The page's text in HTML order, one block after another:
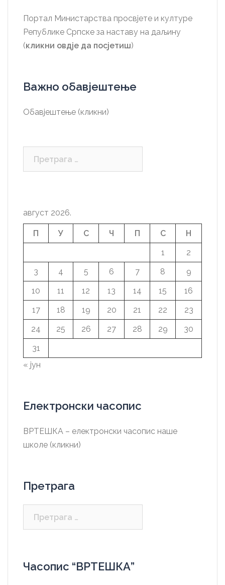
Портал Министарства просвјете и културе
Републике Српске за наставу на даљину
(кликни овдје да посјетиш)
Важно обавјештење
Обавјештење (кликни)
август 2026.
П У С Ч П С
Н
1
2
3
4 5 6 7 8
9
10
11 12 13 14 15
16
17
18 19 20 21 22
23
24
25 26 27 28 29
30
31
« јун
Електронски часопис
ВРТЕШКА – електронски часопис наше
школе (кликни)
Претрага
Часопис “ВРТЕШКА”